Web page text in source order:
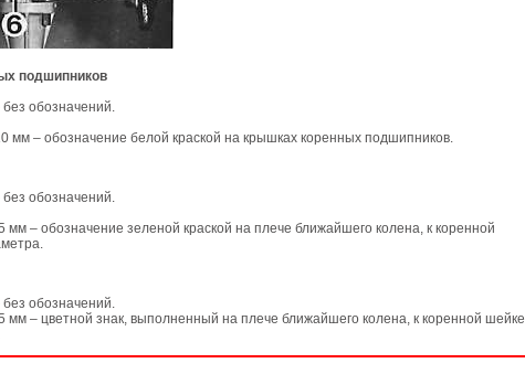
подшипников
обозначений.
мм – обозначение белой краской на крышках коренных подшипников.
обозначений.
– обозначение зеленой краской на плече ближайшего колена, к коренной
обозначений.
– цветной знак, выполненный на плече ближайшего колена, к коренной шейке